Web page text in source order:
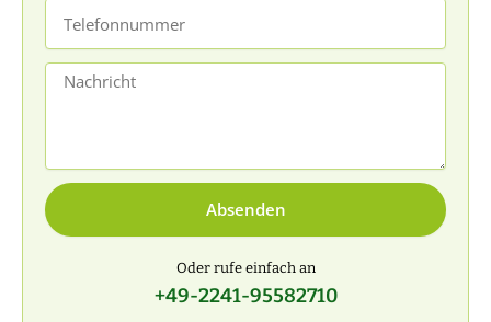
Nachricht
Absenden
Oder rufe einfach an
+49-2241-95582710